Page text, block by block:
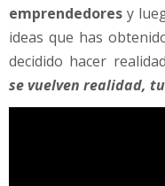
emprendedores y
ideas que has
decidido hacer
se vuelven realidad,